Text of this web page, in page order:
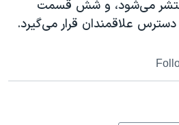
می‌شود، و شش قسمت
علاقمندان قرار می‌گیرد.